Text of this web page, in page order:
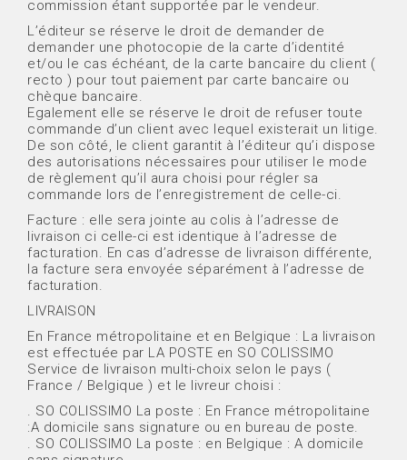
commission étant supportée par le vendeur.
L’éditeur se réserve le droit de demander de
demander une photocopie de la carte d’identité
et/ou le cas échéant, de la carte bancaire du client (
recto ) pour tout paiement par carte bancaire ou
chèque bancaire.
Egalement elle se réserve le droit de refuser toute
commande d’un client avec lequel existerait un litige.
De son côté, le client garantit à l’éditeur qu’i dispose
des autorisations nécessaires pour utiliser le mode
de règlement qu’il aura choisi pour régler sa
commande lors de l’enregistrement de celle-ci.
Facture : elle sera jointe au colis à l’adresse de
livraison ci celle-ci est identique à l’adresse de
facturation. En cas d’adresse de livraison différente,
la facture sera envoyée séparément à l’adresse de
facturation.
LIVRAISON
En France métropolitaine et en Belgique : La livraison
est effectuée par LA POSTE en SO COLISSIMO
Service de livraison multi-choix selon le pays (
France / Belgique ) et le livreur choisi :
. SO COLISSIMO La poste : En France métropolitaine
:A domicile sans signature ou en bureau de poste.
. SO COLISSIMO La poste : en Belgique : A domicile